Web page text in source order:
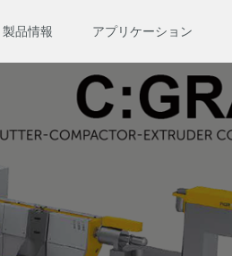
製品情報 アプリケーション